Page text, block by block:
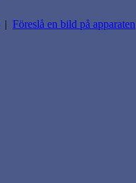
| Föreslå en bild på apparaten